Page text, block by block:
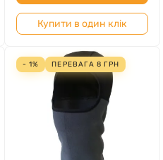
Купити в один клік
- 1% ПЕРЕВАГА8 ГРН